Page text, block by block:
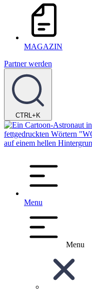
MAGAZIN
Partner werden
CTRL+K
Menu
Menu